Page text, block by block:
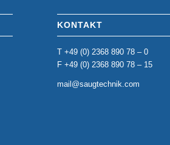
KONTAKT
T +49 (0) 2368 890 78 – 0
F +49 (0) 2368 890 78 – 15
mail@saugtechnik.com